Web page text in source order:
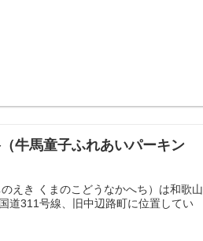
牛馬童子ふれあいパーキン
えき くまのこどうなかへち）は和歌山
道311号線、旧中辺路町に位置してい